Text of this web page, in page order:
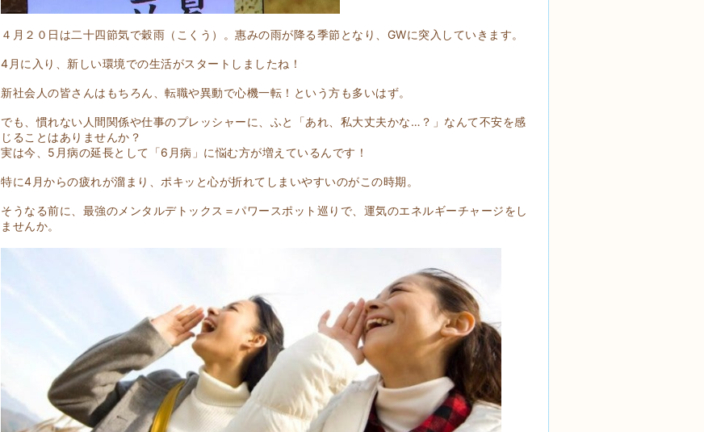
４月２０日は二十四節気で穀雨（こくう）。惠みの雨が降る季節となり、GWに突入していきます。
4月に入り、新しい環境での生活がスタートしましたね！
新社会人の皆さんはもちろん、転職や異動で心機一転！という方も多いはず。
でも、慣れない人間関係や仕事のプレッシャーに、ふと「あれ、私大丈夫かな…？」なんて不安を感
じることはありませんか？
実は今、5月病の延長として「6月病」に悩む方が増えているんです！
特に4月からの疲れが溜まり、ポキッと心が折れてしまいやすいのがこの時期。
そうなる前に、最強のメンタルデトックス＝パワースポット巡りで、運気のエネルギーチャージをし
ませんか。